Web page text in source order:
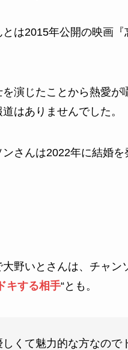
は2015年公開の映画『
演じたことから熱愛が
はありませんでした。
さんは2022年に結婚を
野いとさんは、チャン
キする相手“とも。
くて魅力的な方なので